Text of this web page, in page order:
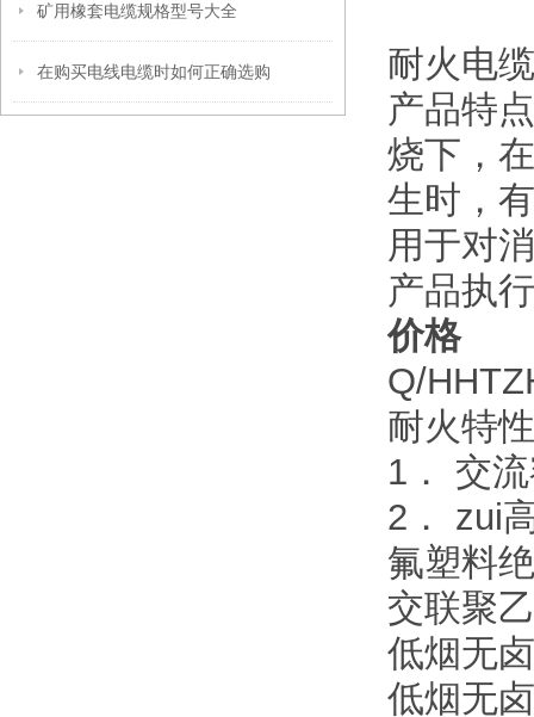
矿用橡套电缆规格型号大全
在购买电线电缆时如何正确选购
耐火电
产品特
烧下，
生时，
用于对
产品执
价格
Q/
耐火特
1． 交
2． zui
氟塑料
交联聚
低烟无
低烟无